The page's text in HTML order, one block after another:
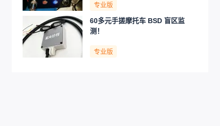
专业版
60多元手搓摩托车 BSD 盲区监
测！
专业版